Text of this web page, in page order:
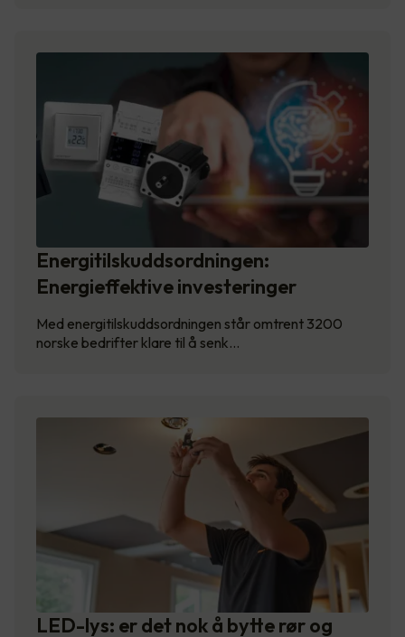
Energitilskuddsordningen:
Energieffektive investeringer
Med energitilskuddsordningen står omtrent 3200
norske bedrifter klare til å senk…
LED-lys: er det nok å bytte rør og